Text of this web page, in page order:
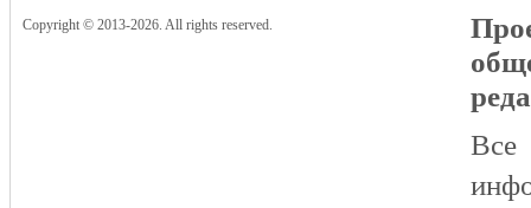
Copyright © 2013-2026. All rights reserved.